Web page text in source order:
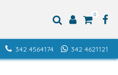
0
342 4621121
342 4564174